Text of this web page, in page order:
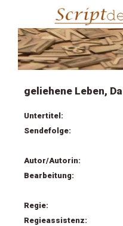
geliehene Leben,
Untertitel:
Sendefolge:
Autor/Autorin:
Bearbeitung:
Regie:
Regieassistenz: